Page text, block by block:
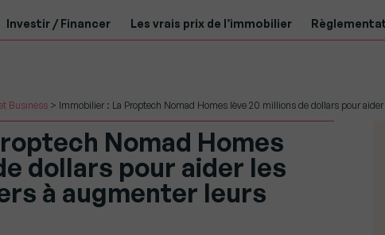
Investir / Financer Les vrais prix de l’immobilier
Business > Immobilier : La Proptech Nomad Homes lève 20 millions de dollars pour
Nomad Homes
dollars pour aider les
à augmenter leurs